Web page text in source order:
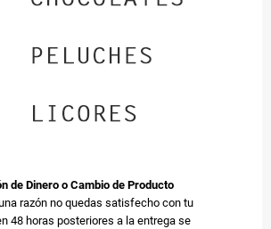
de Dinero o Cambio de Producto
razón no quedas satisfecho con tu
48 horas posteriores a la entrega se